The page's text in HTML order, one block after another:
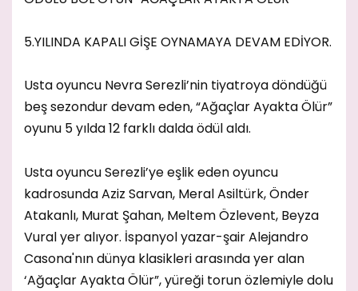
5.YILINDA KAPALI GİŞE OYNAMAYA DEVAM EDİYOR.
Usta oyuncu Nevra Serezli’nin tiyatroya döndüğü
beş sezondur devam eden, “Ağaçlar Ayakta Ölür”
oyunu 5 yılda 12 farklı dalda ödül aldı.
Usta oyuncu Serezli’ye eşlik eden oyuncu
kadrosunda Aziz Sarvan, Meral Asiltürk, Önder
Atakanlı, Murat Şahan, Meltem Özlevent, Beyza
Vural yer alıyor. İspanyol yazar-şair Alejandro
Casona'nın dünya klasikleri arasında yer alan
‘Ağaçlar Ayakta Ölür”, yüreği torun özlemiyle dolu